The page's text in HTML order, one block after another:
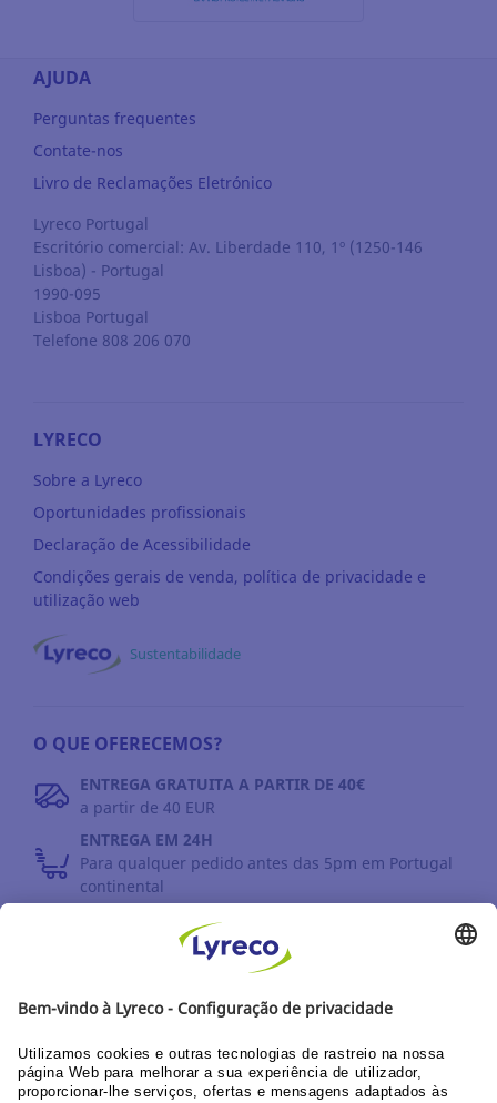
AJUDA
Perguntas frequentes
Contate-nos
Livro de Reclamações Eletrónico
Lyreco Portugal
Escritório comercial: Av. Liberdade 110, 1º (1250-146
Lisboa) - Portugal
1990-095
Lisboa Portugal
Telefone 808 206 070
LYRECO
Sobre a Lyreco
Oportunidades profissionais
Declaração de Acessibilidade
Condições gerais de venda, política de privacidade e
utilização web
Sustentabilidade
O QUE OFERECEMOS?
ENTREGA GRATUITA A PARTIR DE 40€
a partir de 40 EUR
ENTREGA EM 24H
Para qualquer pedido antes das 5pm em Portugal
continental
Prazo até 30 dias
DESCUBRA OS NOSSOS CATÁLOGOS E GUIAS
Guia do utilizador Web
Documentação corporativa